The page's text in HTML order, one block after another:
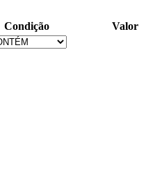
Condição Valor